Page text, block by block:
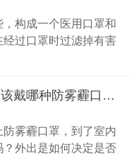
构成一个医用口罩和
过口罩时过滤掉有害
戴口罩防雾霾，真的靠谱吗？应该戴哪种防雾霾口罩有效才好？
雾霾口罩，到了室内
外出是如何决定是否